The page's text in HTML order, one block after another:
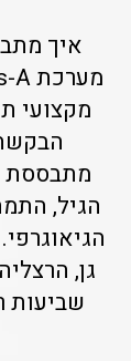
איך
מתבססת
הגיל,
גן,